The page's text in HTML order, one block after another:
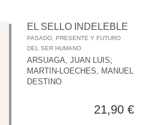
EL SELLO INDELEBLE
PASADO, PRESENTE Y FUTURO
DEL SER HUMANO
ARSUAGA, JUAN LUIS;
MARTIN-LOECHES, MANUEL
DESTINO
21,90 €